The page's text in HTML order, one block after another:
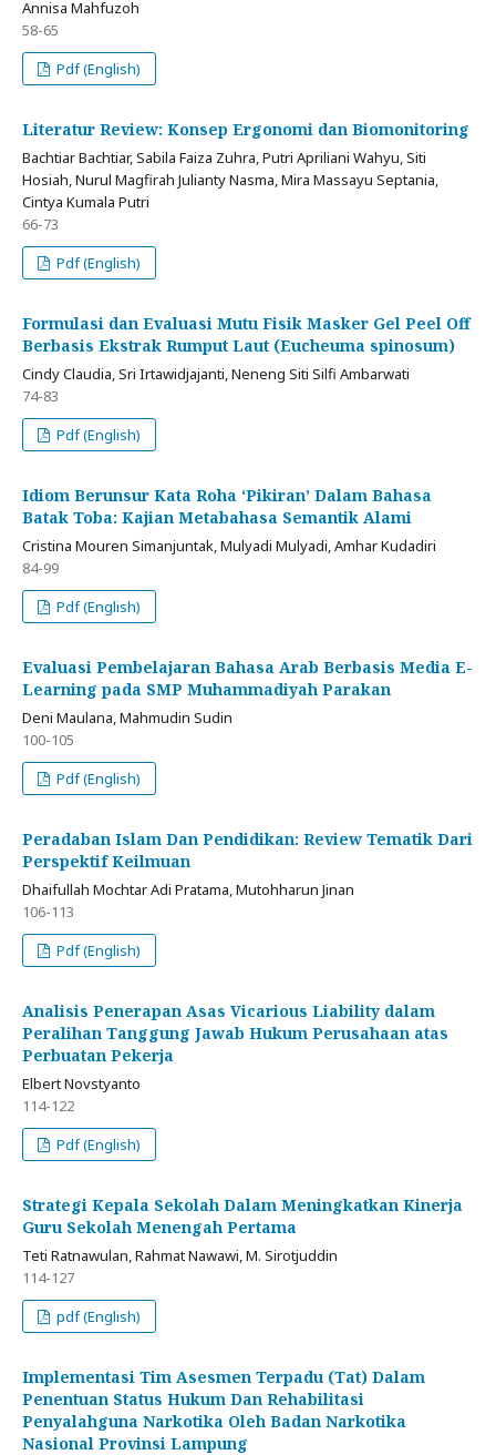
Annisa Mahfuzoh
58-65
Pdf (English)
Literatur Review: Konsep Ergonomi dan Biomonitoring
Bachtiar Bachtiar, Sabila Faiza Zuhra, Putri Apriliani Wahyu, Siti
Hosiah, Nurul Magfirah Julianty Nasma, Mira Massayu Septania,
Cintya Kumala Putri
66-73
Pdf (English)
Formulasi dan Evaluasi Mutu Fisik Masker Gel Peel Off
Berbasis Ekstrak Rumput Laut (Eucheuma spinosum)
Cindy Claudia, Sri Irtawidjajanti, Neneng Siti Silfi Ambarwati
74-83
Pdf (English)
Idiom Berunsur Kata Roha ‘Pikiran’ Dalam Bahasa
Batak Toba: Kajian Metabahasa Semantik Alami
Cristina Mouren Simanjuntak, Mulyadi Mulyadi, Amhar Kudadiri
84-99
Pdf (English)
Evaluasi Pembelajaran Bahasa Arab Berbasis Media E-
Learning pada SMP Muhammadiyah Parakan
Deni Maulana, Mahmudin Sudin
100-105
Pdf (English)
Peradaban Islam Dan Pendidikan: Review Tematik Dari
Perspektif Keilmuan
Dhaifullah Mochtar Adi Pratama, Mutohharun Jinan
106-113
Pdf (English)
Analisis Penerapan Asas Vicarious Liability dalam
Peralihan Tanggung Jawab Hukum Perusahaan atas
Perbuatan Pekerja
Elbert Novstyanto
114-122
Pdf (English)
Strategi Kepala Sekolah Dalam Meningkatkan Kinerja
Guru Sekolah Menengah Pertama
Teti Ratnawulan, Rahmat Nawawi, M. Sirotjuddin
114-127
pdf (English)
Implementasi Tim Asesmen Terpadu (Tat) Dalam
Penentuan Status Hukum Dan Rehabilitasi
Penyalahguna Narkotika Oleh Badan Narkotika
Nasional Provinsi Lampung